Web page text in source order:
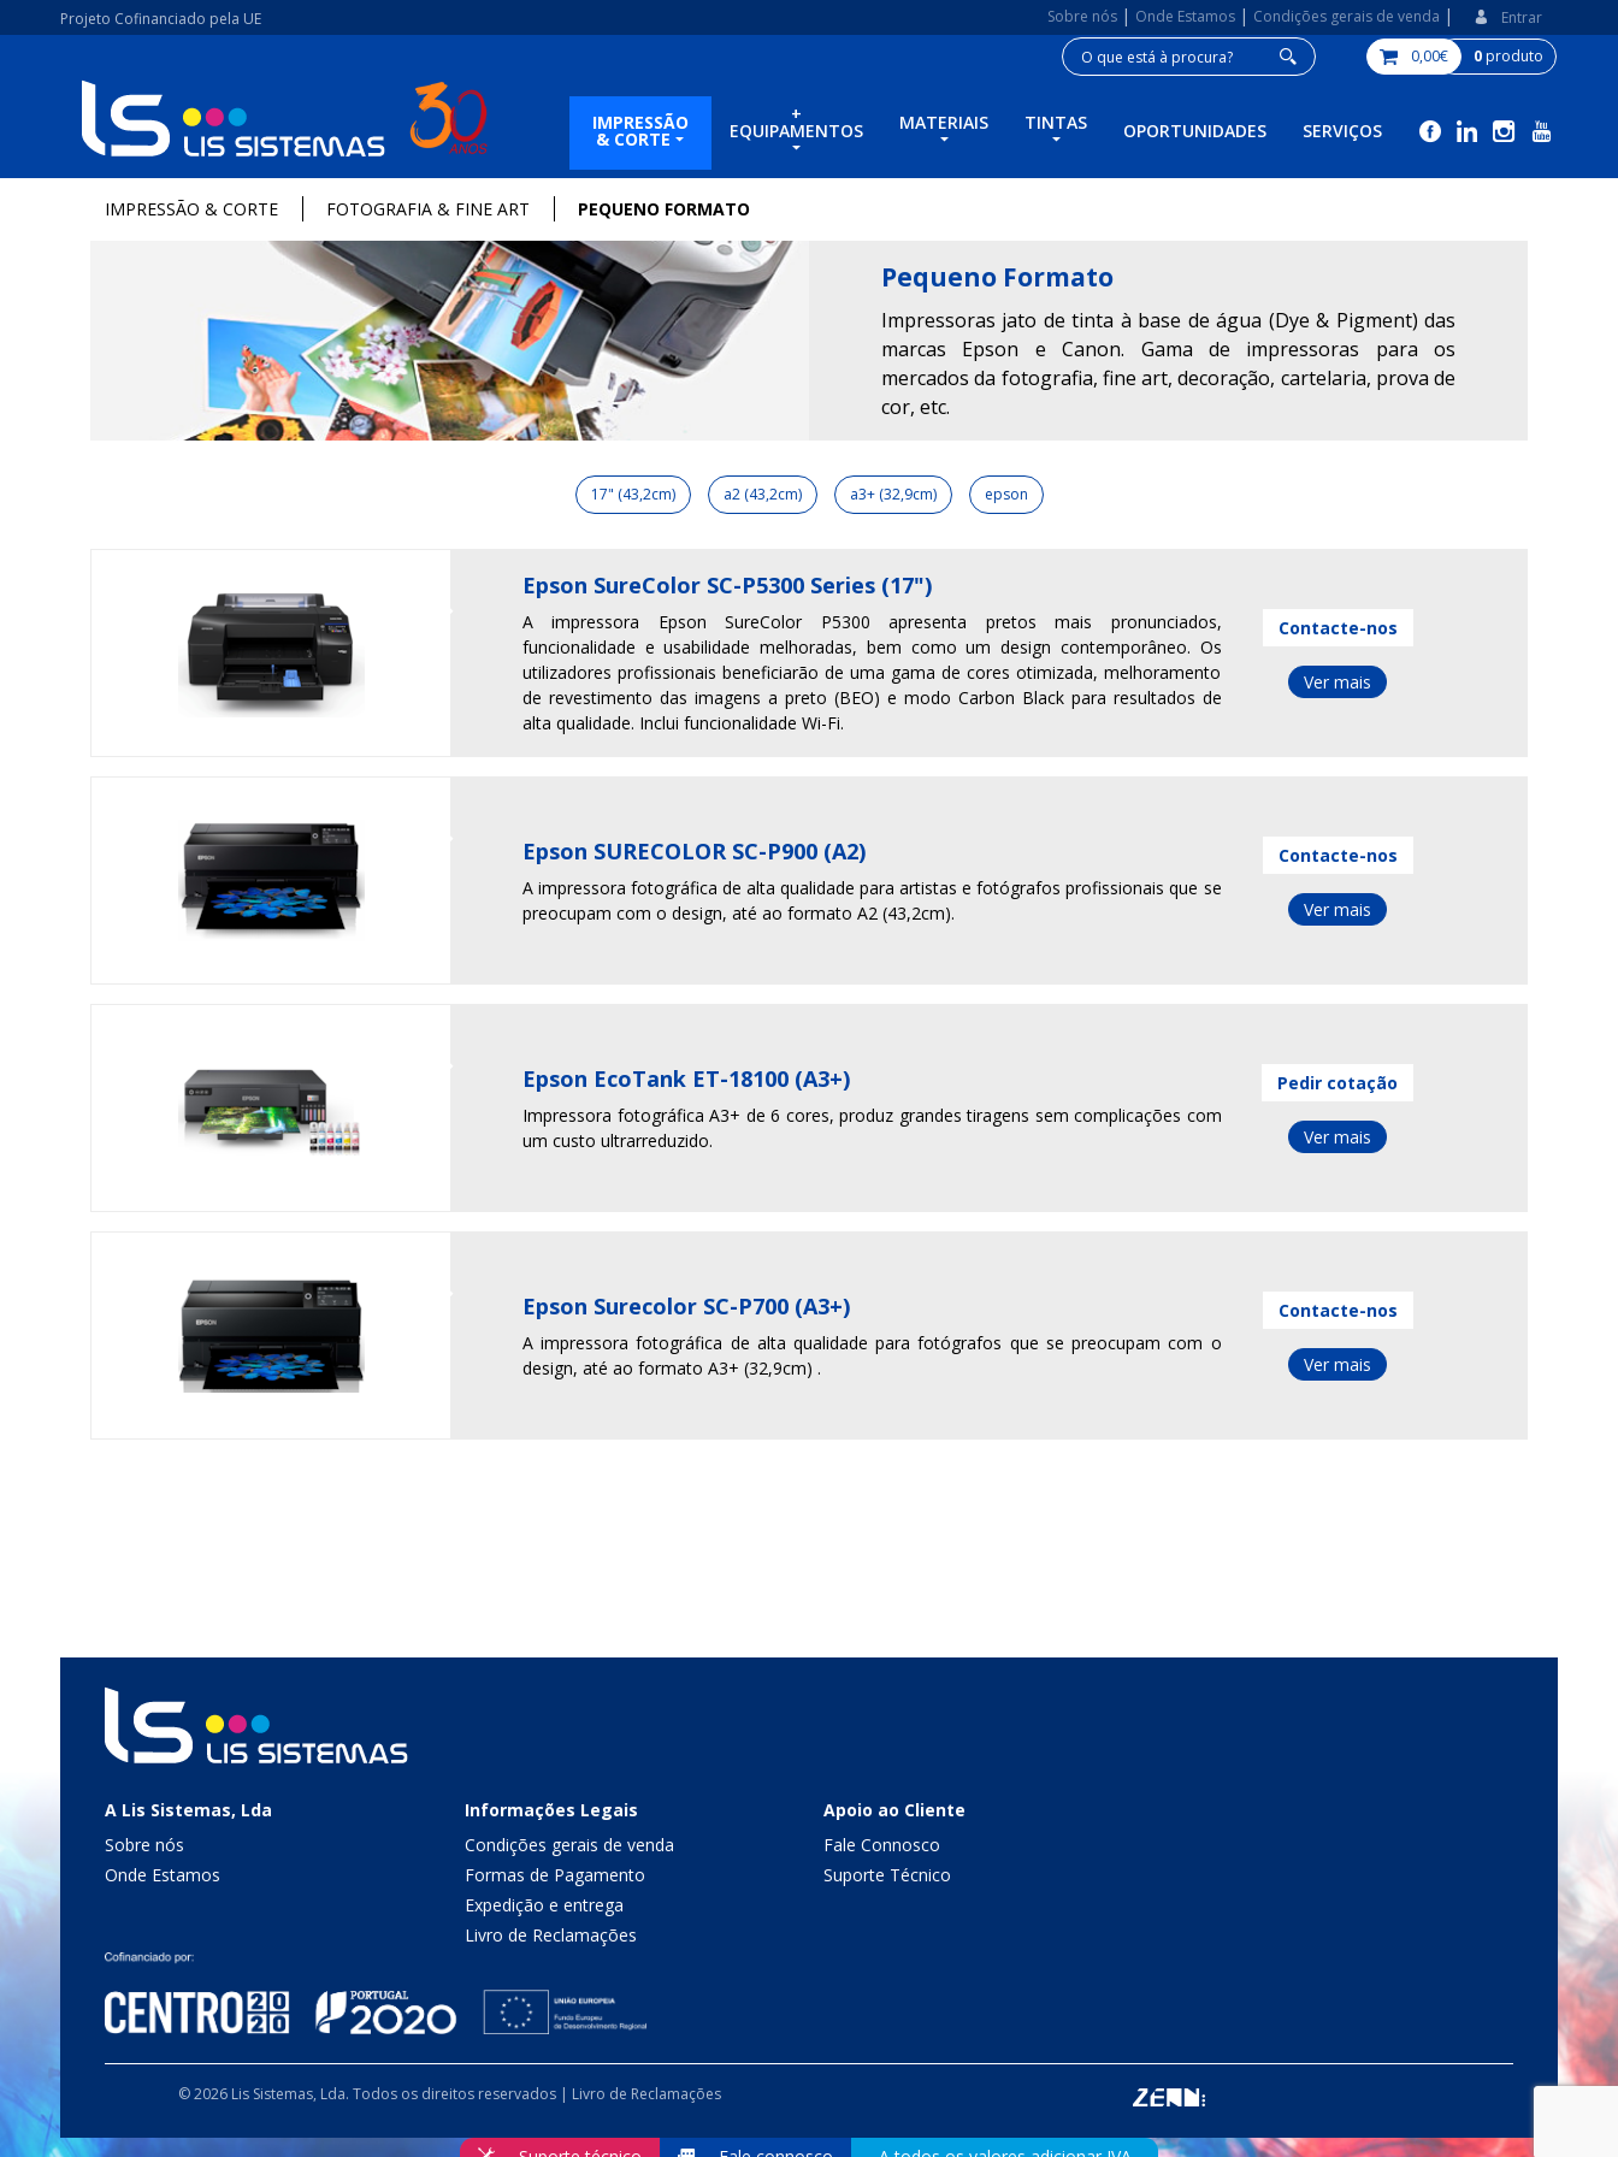
Projeto Cofinanciado pela UE Sobre nós | Onde Estamos | Condições gerais de venda |
Entrar
0,00€
0 produto
IMPRESSÃO
& CORTE
+
EQUIPAMENTOS MATERIAIS TINTAS OPORTUNIDADES SERVIÇOS
IMPRESSÃO & CORTE FOTOGRAFIA & FINE ART PEQUENO FORMATO
Pequeno Formato
Impressoras jato de tinta à base de água (Dye & Pigment) das
marcas Epson e Canon. Gama de impressoras para os
mercados da fotografia, fine art, decoração, cartelaria, prova de
cor, etc.
17" (43,2cm) a2 (43,2cm) a3+ (32,9cm) epson
Epson SureColor SC-P5300 Series (17")
A impressora Epson SureColor P5300 apresenta pretos mais pronunciados,
funcionalidade e usabilidade melhoradas, bem como um design contemporâneo. Os
utilizadores profissionais beneficiarão de uma gama de cores otimizada, melhoramento
de revestimento das imagens a preto (BEO) e modo Carbon Black para resultados de
alta qualidade. Inclui funcionalidade Wi-Fi.
Contacte-nos
Ver mais
Epson SURECOLOR SC-P900 (A2)
A impressora fotográfica de alta qualidade para artistas e fotógrafos profissionais que se
preocupam com o design, até ao formato A2 (43,2cm).
Contacte-nos
Ver mais
Epson EcoTank ET-18100 (A3+)
Impressora fotográfica A3+ de 6 cores, produz grandes tiragens sem complicações com
um custo ultrarreduzido.
Pedir cotação
Ver mais
Epson Surecolor SC-P700 (A3+)
A impressora fotográfica de alta qualidade para fotógrafos que se preocupam com o
design, até ao formato A3+ (32,9cm) .
Contacte-nos
Ver mais
A Lis Sistemas, Lda
Sobre nós
Onde Estamos
Informações Legais
Condições gerais de venda
Formas de Pagamento
Expedição e entrega
Livro de Reclamações
Apoio ao Cliente
Fale Connosco
Suporte Técnico
© 2026 Lis Sistemas, Lda. Todos os direitos reservados | Livro de Reclamações